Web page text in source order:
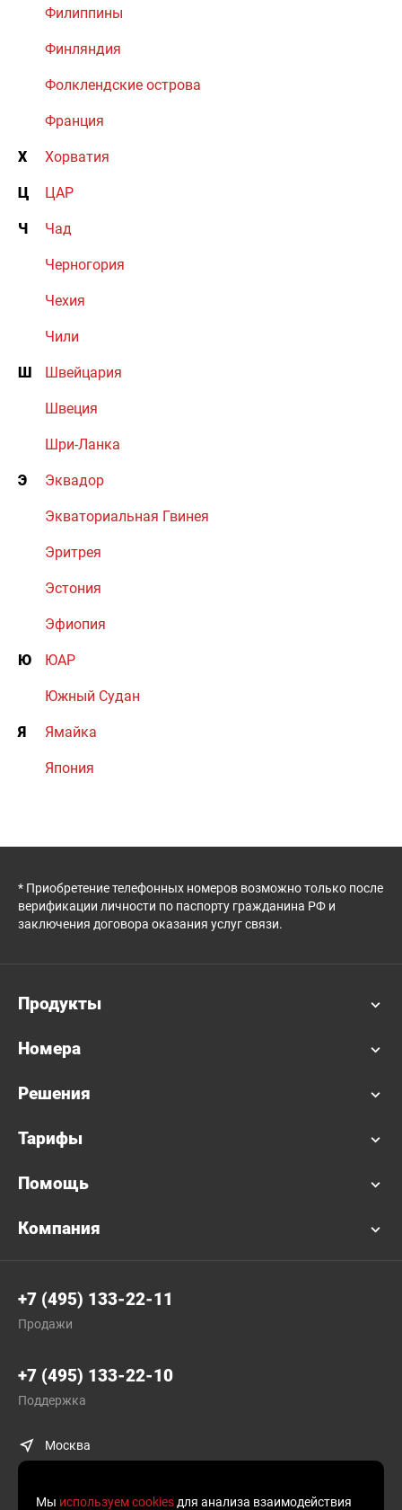
Филиппины
Финляндия
Фолклендские острова
Франция
Х Хорватия
Ц ЦАР
Ч Чад
Черногория
Чехия
Чили
Ш Швейцария
Швеция
Шри-Ланка
Э Эквадор
Экваториальная Гвинея
Эритрея
Эстония
Эфиопия
Ю ЮАР
Южный Судан
Я Ямайка
Япония
* Приобретение телефонных номеров возможно только после
верификации личности по паспорту гражданина РФ и
заключения договора оказания услуг связи.
Продукты
Номера
Решения
Тарифы
Помощь
Компания
+7 (495) 133-22-11
Продажи
+7 (495) 133-22-10
Поддержка
Москва
Мы используем cookies для анализа взаимодействия